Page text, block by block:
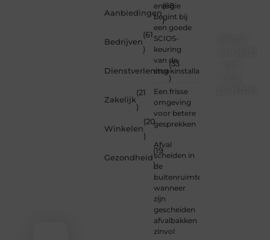
Aanbiedingen
(68
)
Bedrijven
(61
)
Dienstverlening
(33
)
Zakelijk
(21
)
Winkelen
(20
)
Gezondheid
(19
)
energie
begint bij
een goede
SCIOS-
keuring
van de
stookinstallatie
Een frisse
omgeving
voor betere
gesprekken
Afval
scheiden in
de
buitenruimte:
wanneer
zijn
gescheiden
afvalbakken
zinvol